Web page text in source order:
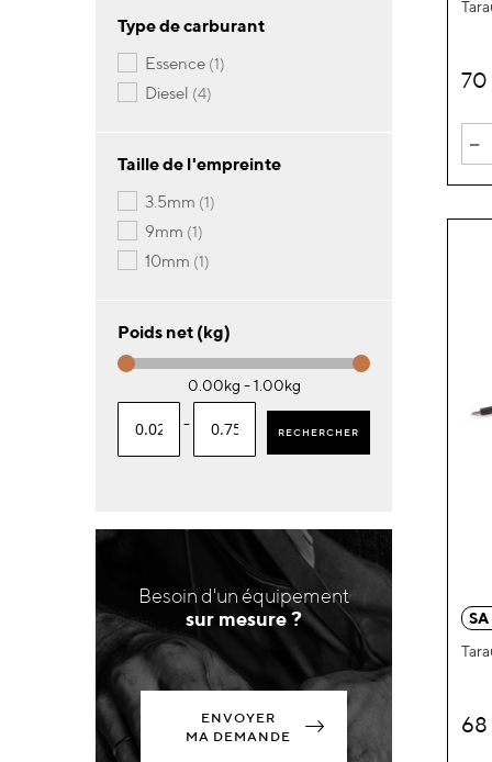
70
-
SA
68
Type de carburant
essence 1article
diesel 4articles
Taille de l'empreinte
3.5mm 1article
9mm 1article
10mm 1article
Poids net (kg)
0.00kg - 1.00kg
- RECHERCHER
Besoin d'un équipement
sur mesure ?
ENVOYER
MA DEMANDE